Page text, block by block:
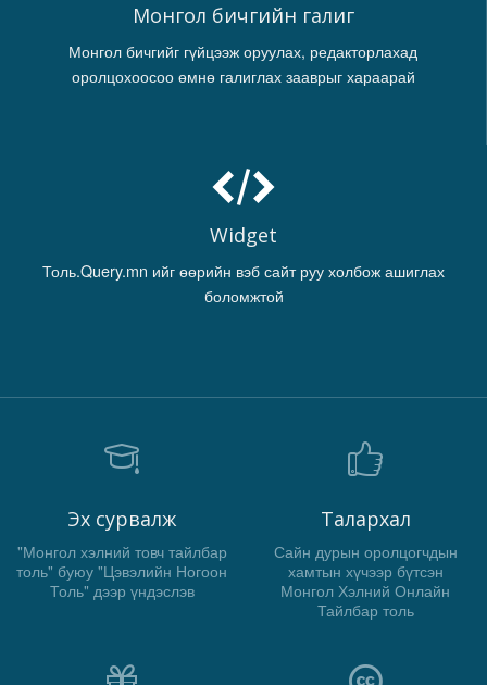
Монгол бичгийн галиг
Монгол бичгийг гүйцээж оруулах, редакторлахад
оролцохоосоо өмнө галиглах зааврыг хараарай
Widget
Толь.Query.mn ийг өөрийн вэб сайт руу холбож ашиглах
боломжтой
Эх сурвалж
"Монгол хэлний товч тайлбар
толь" буюу "Цэвэлийн Ногоон
Толь" дээр үндэслэв
Талархал
Сайн дурын оролцогчдын
хамтын хүчээр бүтсэн
Монгол Хэлний Онлайн
Тайлбар толь